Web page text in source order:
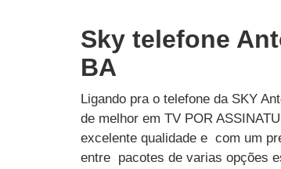
Sky telefone
BA
Ligando pra o telefone da SKY
de melhor em TV POR
excelente qualidade e com um
entre pacotes de varias opções